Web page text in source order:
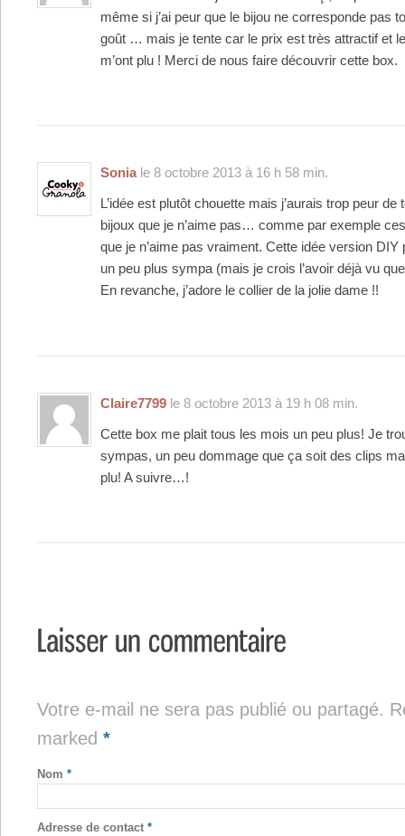
même si j’ai peur que le bijou ne corresponde pas
goût … mais je tente car le prix est très attractif et
m’ont plu ! Merci de nous faire découvrir cette box.
Soniale 8 octobre 2013 à 16 h 58 min.
L’idée est plutôt chouette mais j’aurais trop peur
bijoux que je n’aime pas… comme par exemple
que je n’aime pas vraiment. Cette idée version DIY
un peu plus sympa (mais je crois l’avoir déjà vu
En revanche, j’adore le collier de la jolie dame !!
Claire7799 le 8 octobre 2013 à 19 h 08 min.
Cette box me plait tous les mois un peu plus! Je
sympas, un peu dommage que ça soit des clips
plu! A suivre…!
Votre e-mail ne sera pas publié ou partagé.
marked *
Nom *
Adresse de contact *